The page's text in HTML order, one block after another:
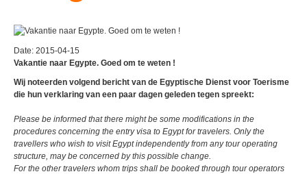
Date: 2015-04-15
Vakantie naar Egypte. Goed om te weten !
Wij noteerden volgend bericht van de Egyptische Dienst voor Toerisme
die hun verklaring van een paar dagen geleden tegen spreekt:
Please be informed that there might be some modifications in the
procedures concerning the entry visa to Egypt for travelers. Only the
travellers who wish to visit Egypt independently from any tour operating
structure, may be concerned by this possible change.
For the other travelers whom trips shall be booked through tour operators